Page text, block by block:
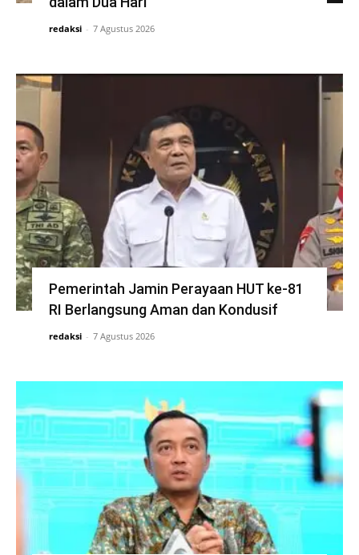
redaksi - 7 Agustus 2026
Pemerintah Jamin Perayaan HUT ke-81
RI Berlangsung Aman dan Kondusif
redaksi - 7 Agustus 2026